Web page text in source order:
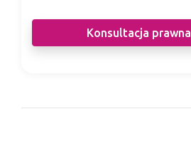
Konsultacja prawna